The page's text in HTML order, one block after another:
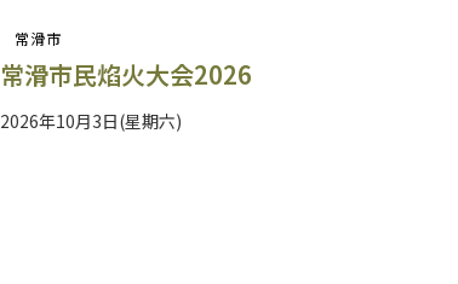
常滑市
常滑市民焰火大会2026
2026年10月3日(星期六)